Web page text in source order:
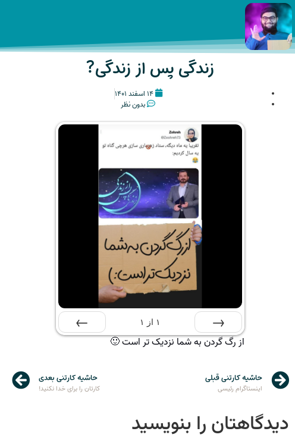
زندگی پس از زندگی?
۱۴ اسفند ۱۴۰۱
بدون نظر
قبلی
۱ از ۱
از رگ گردن به شما نزدیک تر است 🙂
حاشیه کارتنی قبلی
اینستاگرام رئیسی
حاشیه کارتنی بعدی
کارتان را برای خدا نکنید!
دیدگاهتان را بنویسید